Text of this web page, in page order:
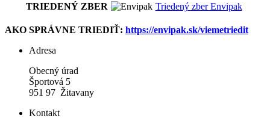
TRIEDENÝ ZBER Triedený zber Envipak
AKO SPRÁVNE TRIEDIŤ: https://envipak.sk/viemetriedit
Adresa
Obecný úrad
Športová 5
951 97 Žitavany
Kontakt